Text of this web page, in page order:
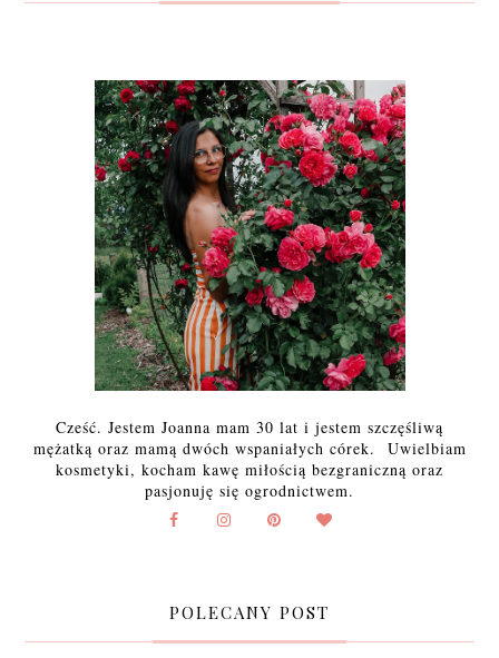
Cześć. Jestem Joanna mam 30 lat i jestem szczęśliwą
mężatką oraz mamą dwóch wspaniałych córek. Uwielbiam
kosmetyki, kocham kawę miłością bezgraniczną oraz
pasjonuję się ogrodnictwem.
POLECANY POST